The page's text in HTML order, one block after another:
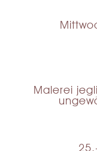
Malerei